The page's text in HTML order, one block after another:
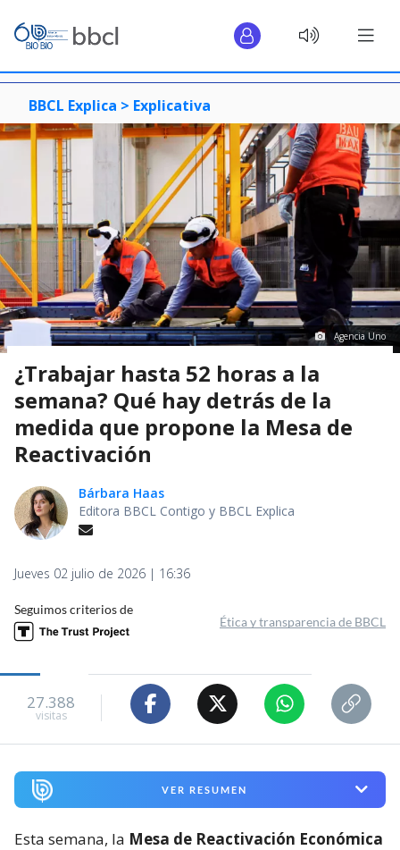
BBCL Explica > Explicativa
Agencia Uno
¿Trabajar hasta 52 horas a la
semana? Qué hay detrás de la
medida que propone la Mesa de
Reactivación
Bárbara Haas
Editora BBCL Contigo y BBCL Explica
Jueves 02 julio de 2026 | 16:36
Seguimos criterios de
Ética y transparencia de BBCL
27.388
visitas
VER RESUMEN
Esta semana, la Mesa de Reactivación Económica